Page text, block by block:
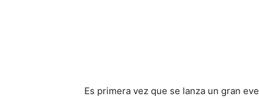
Es primera vez que se lanza un gran